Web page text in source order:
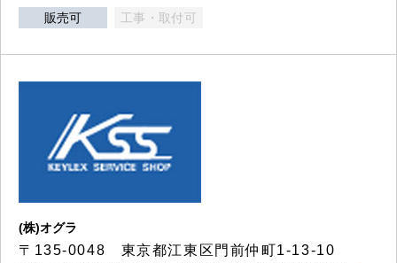
販売可 工事・取付可
(株)オグラ
〒135-0048 東京都江東区門前仲町1-13-10